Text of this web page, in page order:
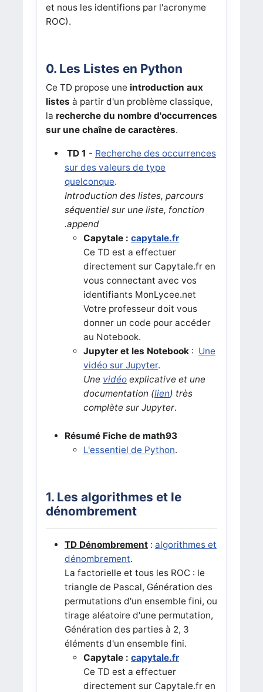
et nous les identifions par l'acronyme
ROC).
0. Les Listes en Python
Ce TD propose une introduction aux
listes à partir d'un problème classique,
la recherche du nombre d'occurrences
sur une chaîne de caractères.
TD 1 - Recherche des occurrences
sur des valeurs de type
quelconque.
Introduction des listes, parcours
séquentiel sur une liste, fonction
.append
Capytale : capytale.fr
Ce TD est a effectuer
directement sur Capytale.fr en
vous connectant avec vos
identifiants MonLycee.net
Votre professeur doit vous
donner un code pour accéder
au Notebook.
Jupyter et les Notebook: Une
vidéo sur Jupyter.
Une vidéoexplicative et une
documentation (lien) très
complète sur Jupyter.
Résumé Fiche de math93
L'essentiel de Python.
1. Les algorithmes et le
dénombrement
TD Dénombrement: algorithmes et
dénombrement.
La factorielle et tous les ROC : le
triangle de Pascal, Génération des
permutations d'un ensemble fini, ou
tirage aléatoire d'une permutation,
Génération des parties à 2, 3
éléments d'un ensemble fini.
Capytale : capytale.fr
Ce TD est a effectuer
directement sur Capytale.fr en